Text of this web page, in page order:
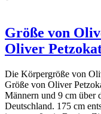
Größe von
Oliver
Die Körpergröße von
Größe von Oliver
Männern und 9 cm über
Deutschland. 175 cm